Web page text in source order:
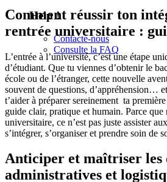
Help !
Contacte-nous
Consulte la FAQ
Comment réussir ton
rentrée universitaire :
L’entrée à l’université, c’est une étape
d’étudiant. Que tu viennes d’obtenir le
école ou de l’étranger, cette nouvelle
souvent de questions, d’appréhension…
t’aider à préparer sereinement ta
guide clair, pratique et humain. Parce que
universitaire, ce n’est pas juste assister
s’intégrer, s’organiser et prendre soin de
Anticiper et maîtriser les
administratives et